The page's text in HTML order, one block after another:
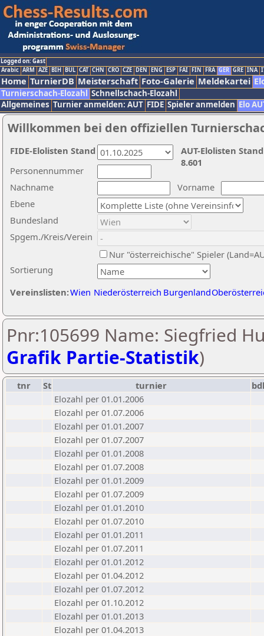
Logged on: Gast
Arabic ARM AZE BIH BUL CAT CHN CRO CZE DEN ENG ESP FAI FIN FRA GER GRE INA
Home TurnierDB Meisterschaft Foto-Galerie Meldekartei
Turnierschach-Elozahl Schnellschach-Elozahl
Allgemeines Turnier anmelden: AUT FIDE Spieler anmelden Elo
Willkommen bei den offiziellen
Nachname
Vorname
Ebene
Sortierung
Personennummer
Bundesland
Spgem./Kreis/Verein
Nur "österreichische" Spieler
Vereinslisten:Wien Niederösterreich Burgenland
AUT-Elolisten
8.601
FIDE-Elolisten Stand
Pnr:105699 Name: Siegfried
Grafik Partie-Statistik)
tnr St turnier
Elozahl per 01.01.2006
Elozahl per 01.07.2006
Elozahl per 01.01.2007
Elozahl per 01.07.2007
Elozahl per 01.01.2008
Elozahl per 01.07.2008
Elozahl per 01.01.2009
Elozahl per 01.07.2009
Elozahl per 01.01.2010
Elozahl per 01.07.2010
Elozahl per 01.01.2011
Elozahl per 01.07.2011
Elozahl per 01.01.2012
Elozahl per 01.04.2012
Elozahl per 01.07.2012
Elozahl per 01.10.2012
Elozahl per 01.01.2013
Elozahl per 01.04.2013